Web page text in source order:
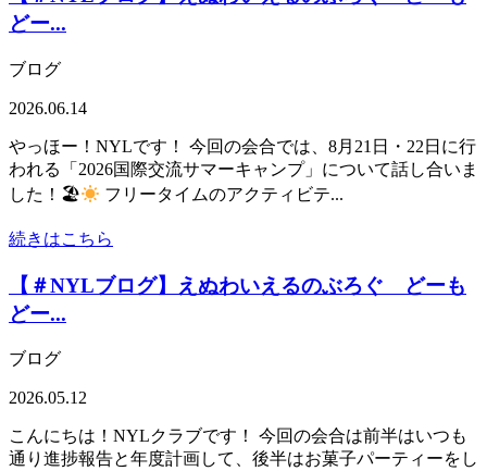
どー...
ブログ
2026.06.14
やっほー！NYLです！ 今回の会合では、8月21日・22日に行
われる「2026国際交流サマーキャンプ」について話し合いま
した！🏖
フリータイムのアクティビテ...
続きはこちら
【＃NYLブログ】えぬわいえるのぶろぐ どーも
どー...
ブログ
2026.05.12
こんにちは！NYLクラブです！ 今回の会合は前半はいつも
通り進捗報告と年度計画して、後半はお菓子パーティーをし